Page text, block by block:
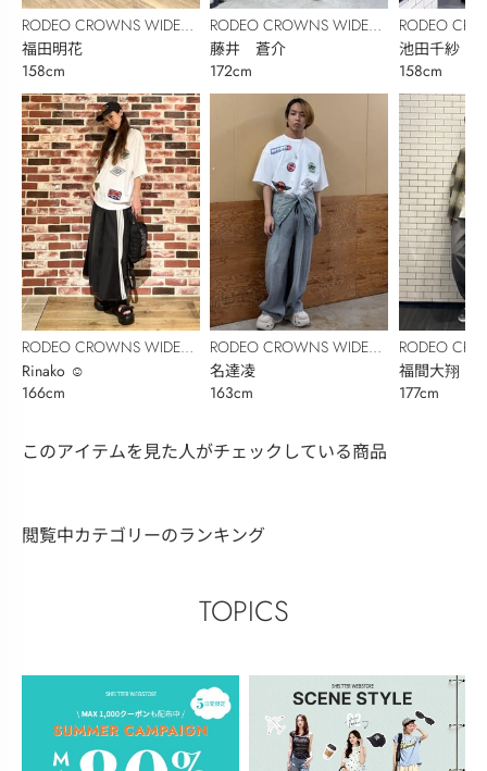
RODEO CROWNS WIDE
BOWL
福田明花
158cm
RODEO CROWNS WIDE
BOWL
Rinako ☺︎
166cm
RODEO CROWNS WIDE
BOWL
藤井 蒼介
172cm
RODEO CROWNS WIDE
BOWL
名達凌
163cm
RODEO
BOWL
池田千紗
158cm
RODEO
BOWL
福間大翔
177cm
このアイテムを見た人がチェックしている商品
閲覧中カテゴリーのランキング
TOPICS